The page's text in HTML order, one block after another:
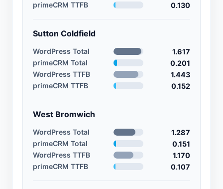
primeCRM TTFB
0.130
Sutton Coldfield
WordPress Total
1.617
primeCRM Total
0.201
WordPress TTFB
1.443
primeCRM TTFB
0.152
West Bromwich
WordPress Total
1.287
primeCRM Total
0.151
WordPress TTFB
1.170
primeCRM TTFB
0.107